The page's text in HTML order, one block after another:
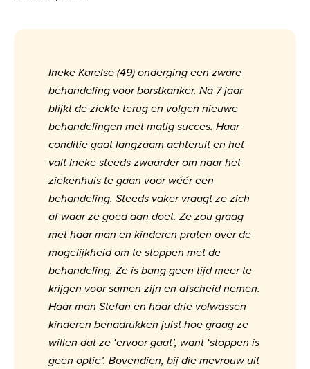
Ineke Karelse (49) onderging een zware
behandeling voor borstkanker. Na 7 jaar
blijkt de ziekte terug en volgen nieuwe
behandelingen met matig succes. Haar
conditie gaat langzaam achteruit en het
valt Ineke steeds zwaarder om naar het
ziekenhuis te gaan voor wéér een
behandeling. Steeds vaker vraagt ze zich
af waar ze goed aan doet. Ze zou graag
met haar man en kinderen praten over de
mogelijkheid om te stoppen met de
behandeling. Ze is bang geen tijd meer te
krijgen voor samen zijn en afscheid nemen.
Haar man Stefan en haar drie volwassen
kinderen benadrukken juist hoe graag ze
willen dat ze ‘ervoor gaat’, want ‘stoppen is
geen optie’. Bovendien, bij die mevrouw uit